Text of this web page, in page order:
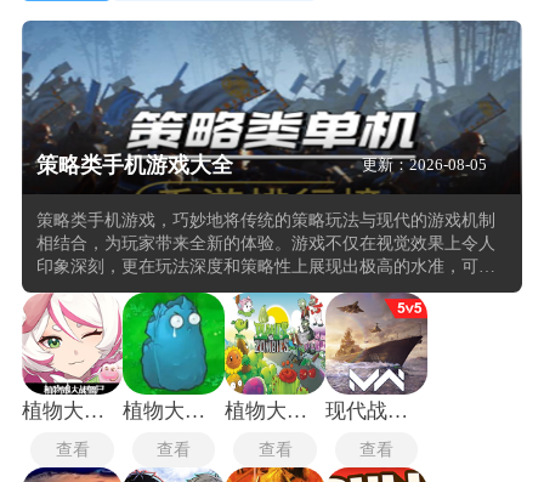
策略类手机游戏大全 更新：2026-08-05
策略类手机游戏，巧妙地将传统的策略玩法与现代的游戏机制
相结合，为玩家带来全新的体验。游戏不仅在视觉效果上令人
印象深刻，更在玩法深度和策略性上展现出极高的水准，可以
在游戏中体验到从资源管理到战略布局的全方位挑战。注重玩
家之间的互动与竞争，通过精心设计的社交系统和竞技模式，
在策略博弈中感受到团队协作的力量，同时也满足了个人竞技
的成就感。
植物大战僵尸娘化版
查看
植物大战僵尸寒冰版
查看
植物大战僵尸95版
查看
现代战舰国际服
查看